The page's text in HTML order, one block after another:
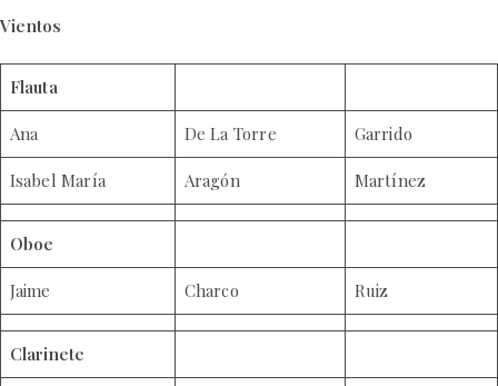
Vientos
Flauta
Ana De La Torre Garrido
Isabel María Aragón Martínez
Oboe
Jaime Charco Ruiz
Clarinete